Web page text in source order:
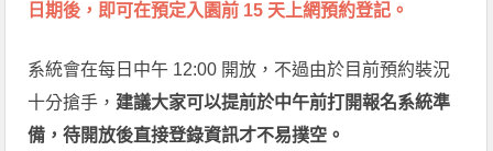
日期後，即可在預定入園前 15 天上網預約登記。
系統會在每日中午 12:00 開放，不過由於目前預約裝況
十分搶手， 建議大家可以提前於中午前打開報名系統準
備，待開放後直接登錄資訊才不易撲空。